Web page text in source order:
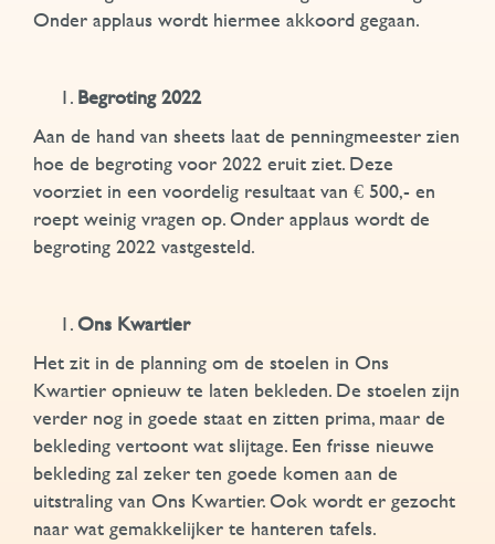
Onder applaus wordt hiermee akkoord gegaan.
Begroting 2022
Aan de hand van sheets laat de penningmeester zien
hoe de begroting voor 2022 eruit ziet. Deze
voorziet in een voordelig resultaat van € 500,- en
roept weinig vragen op. Onder applaus wordt de
begroting 2022 vastgesteld.
Ons Kwartier
Het zit in de planning om de stoelen in Ons
Kwartier opnieuw te laten bekleden. De stoelen zijn
verder nog in goede staat en zitten prima, maar de
bekleding vertoont wat slijtage. Een frisse nieuwe
bekleding zal zeker ten goede komen aan de
uitstraling van Ons Kwartier. Ook wordt er gezocht
naar wat gemakkelijker te hanteren tafels.